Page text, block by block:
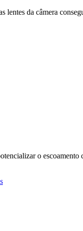
lentes da câmera
o escoamento